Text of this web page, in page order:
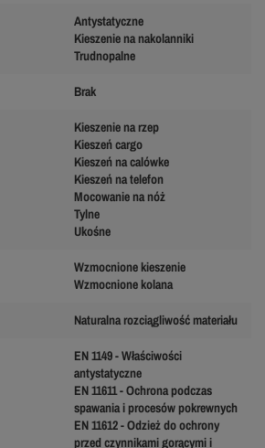
Antystatyczne
Kieszenie na nakolanniki
Trudnopalne
Brak
Kieszenie na rzep
Kieszeń cargo
Kieszeń na calówke
Kieszeń na telefon
Mocowanie na nóż
Tylne
Ukośne
Wzmocnione kieszenie
Wzmocnione kolana
Naturalna rozciągliwość materiału
EN 1149 - Właściwości
antystatyczne
EN 11611 - Ochrona podczas
spawania i procesów pokrewnych
EN 11612 - Odzież do ochrony
przed czynnikami gorącymi i